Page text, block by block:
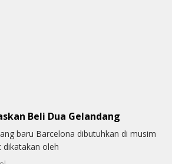
Beli Dua Gelandang
baru Barcelona dibutuhkan di musim
dikatakan oleh